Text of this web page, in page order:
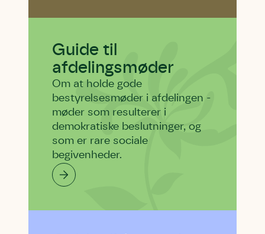
Guide til
afdelingsmøder
Om at holde gode
bestyrelsesmøder i afdelingen -
møder som resulterer i
demokratiske beslutninger, og
som er rare sociale
begivenheder.